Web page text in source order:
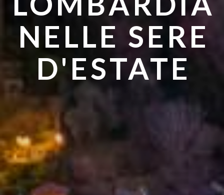
NELLE SERE
D'ESTATE
ANDARE IN
ESTATE